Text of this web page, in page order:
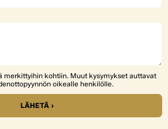
merkittyihin kohtiin. Muut kysymykset auttavat
oikealle henkilölle.
LÄHETÄ ›